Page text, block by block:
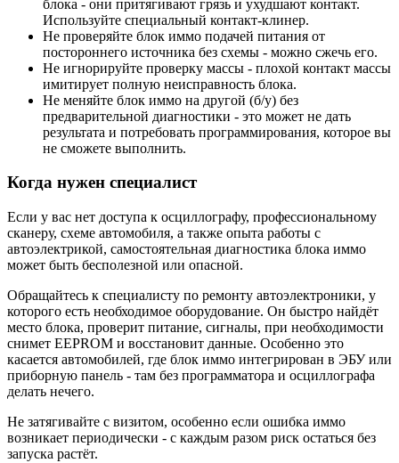
блока - они притягивают грязь и ухудшают контакт.
Используйте специальный контакт-клинер.
Не проверяйте блок иммо подачей питания от
постороннего источника без схемы - можно сжечь его.
Не игнорируйте проверку массы - плохой контакт массы
имитирует полную неисправность блока.
Не меняйте блок иммо на другой (б/у) без
предварительной диагностики - это может не дать
результата и потребовать программирования, которое вы
не сможете выполнить.
Когда нужен специалист
Если у вас нет доступа к осциллографу, профессиональному
сканеру, схеме автомобиля, а также опыта работы с
автоэлектрикой, самостоятельная диагностика блока иммо
может быть бесполезной или опасной.
Обращайтесь к специалисту по ремонту автоэлектроники, у
которого есть необходимое оборудование. Он быстро найдёт
место блока, проверит питание, сигналы, при необходимости
снимет EEPROM и восстановит данные. Особенно это
касается автомобилей, где блок иммо интегрирован в ЭБУ или
приборную панель - там без программатора и осциллографа
делать нечего.
Не затягивайте с визитом, особенно если ошибка иммо
возникает периодически - с каждым разом риск остаться без
запуска растёт.